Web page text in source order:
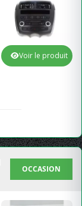
Voir le produit
OCCASION